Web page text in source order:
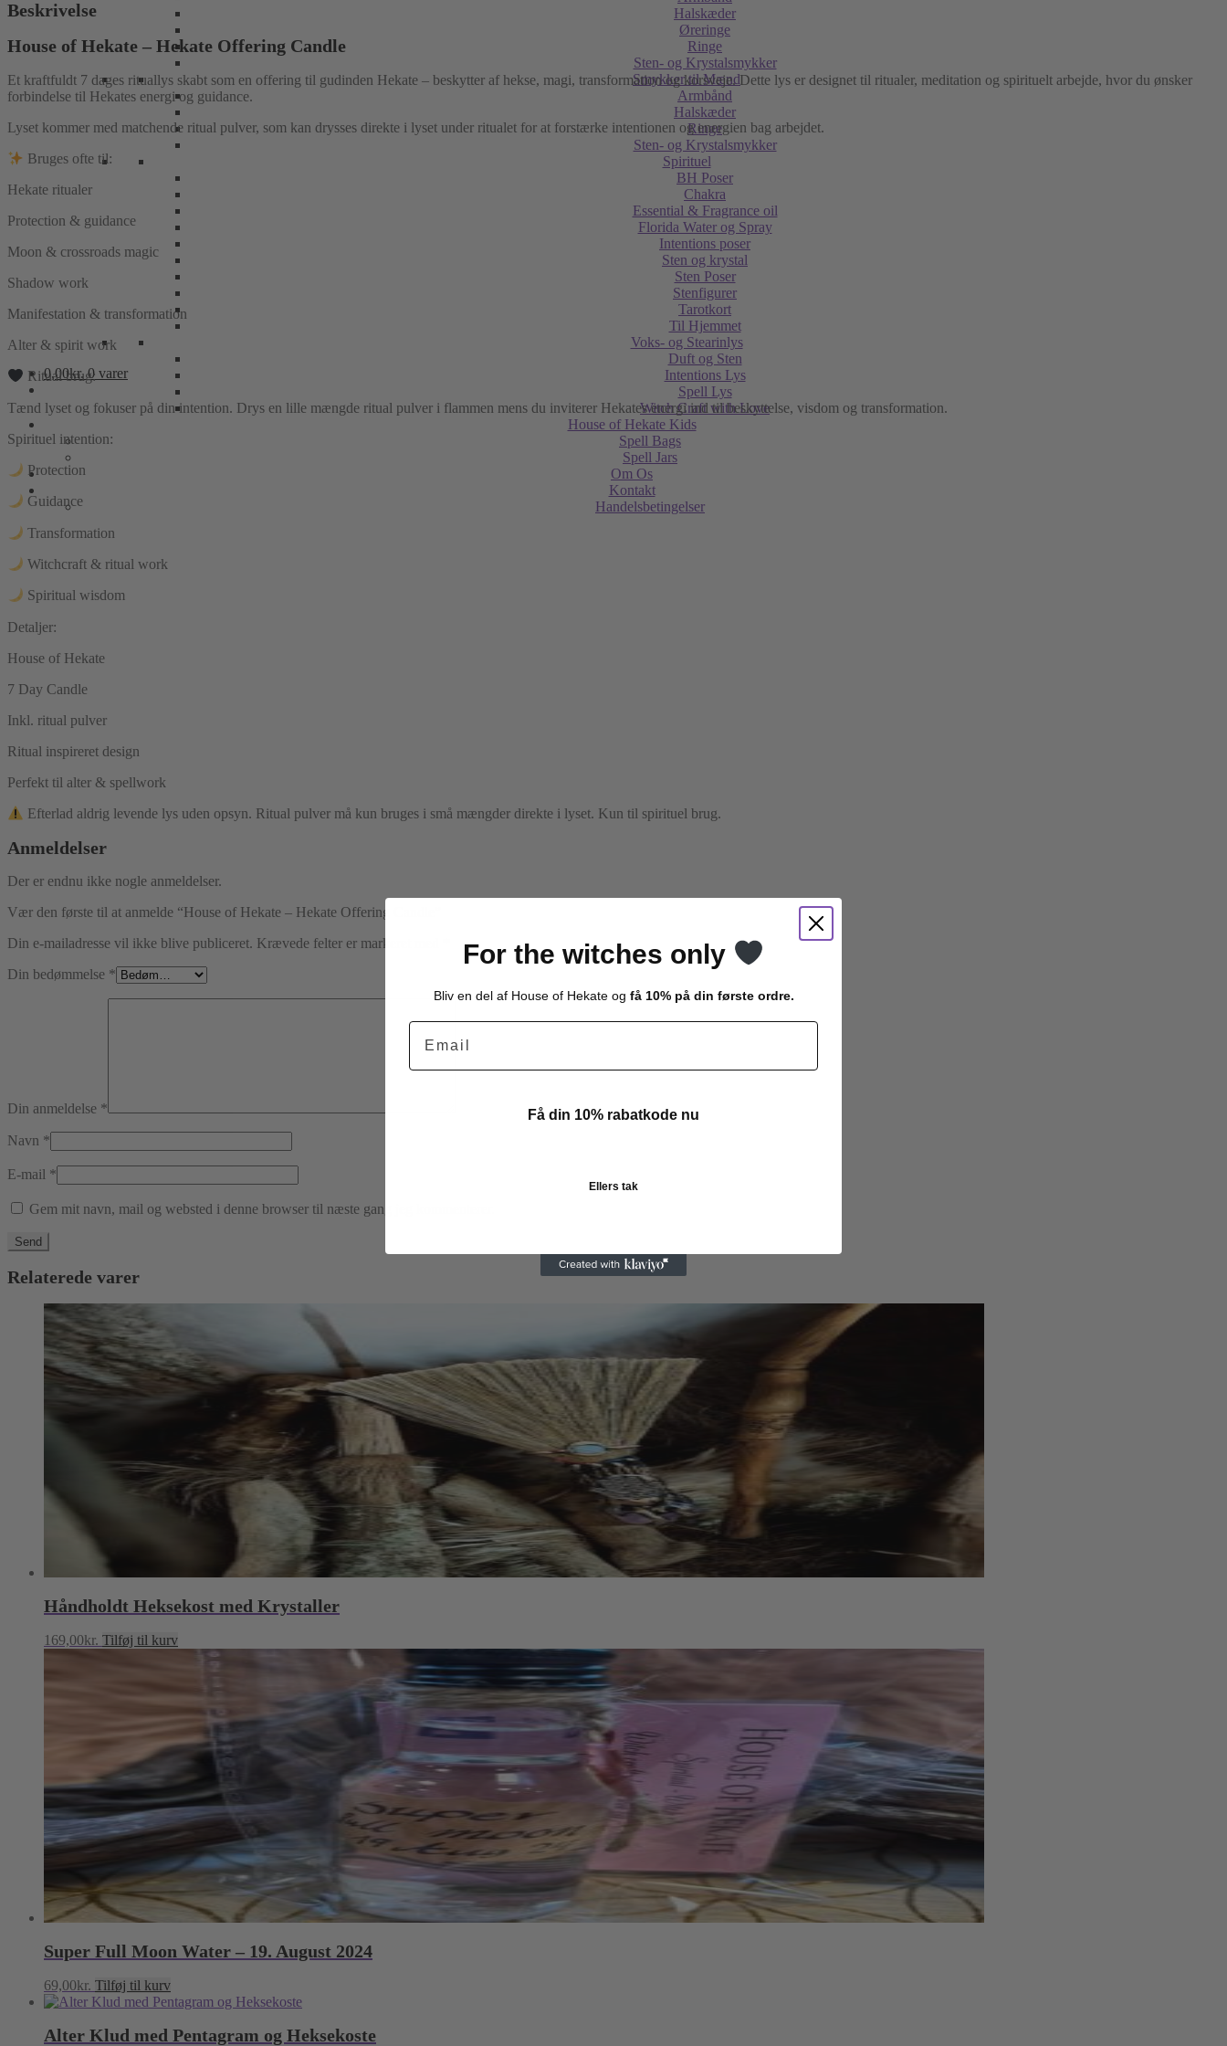
Halskæder
Øreringe
Ringe
Sten- og Krystalsmykker
Smykker til Mænd
Armbånd
Halskæder
Ringe
Sten- og Krystalsmykker
Spirituel
BH Poser
Chakra
Essential & Fragrance oil
Florida Water og Spray
Intentions poser
Sten og krystal
Sten Poser
Stenfigurer
Tarotkort
Til Hjemmet
Voks- og Stearinlys
Duft og Sten
Intentions Lys
Spell Lys
Witch Craft with Love
House of Hekate Kids
Spell Bags
Spell Jars
Om Os
Kontakt
Handelsbetingelser
0,00kr. 0 varer
Beskrivelse
House of Hekate – Hekate Offering Candle
Et kraftfuldt 7 dages rituallys skabt som en offering til gudinden Hekate – beskytter af hekse, magi, transformation og korsveje. Dette lys er designet til ritualer, meditation og spirituelt arbejde, hvor du ønsker
forbindelse til Hekates energi og guidance.
Lyset kommer med matchende ritual pulver, som kan drysses direkte i lyset under ritualet for at forstærke intentionen og energien bag arbejdet.
Bruges ofte til:
Hekate ritualer
Protection & guidance
Moon & crossroads magic
Shadow work
Manifestation & transformation
Alter & spirit work
Ritual brug:
Tænd lyset og fokuser på din intention. Drys en lille mængde ritual pulver i flammen mens du inviterer Hekates energi ind til beskyttelse, visdom og transformation.
Spirituel intention:
Protection
Guidance
Transformation
Witchcraft & ritual work
Spiritual wisdom
Detaljer:
House of Hekate
7 Day Candle
Inkl. ritual pulver
Ritual inspireret design
Perfekt til alter & spellwork
Efterlad aldrig levende lys uden opsyn. Ritual pulver må kun bruges i små mængder direkte i lyset. Kun til spirituel brug.
Anmeldelser
Der er endnu ikke nogle anmeldelser.
Vær den første til at anmelde “House of Hekate – Hekate Offering Candle”
Din e-mailadresse vil ikke blive publiceret. Krævede felter er markeret med
Din bedømmelse *
Din anmeldelse *
Navn *
E-mail *
Gem mit navn, mail og websted i denne browser til næste gang jeg kommenterer.
Relaterede varer
Håndholdt Heksekost med Krystaller
169,00kr. Tilføj til kurv
Super Full Moon Water – 19. August 2024
69,00kr. Tilføj til kurv
Alter Klud med Pentagram og Heksekoste
For the witches only
Bliv en del af House of Hekate og få 10% på din første ordre.
Email
Få din 10% rabatkode nu
Ellers tak